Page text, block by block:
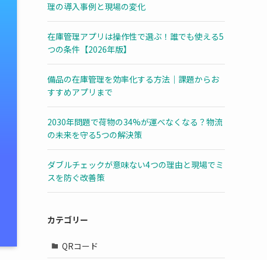
理の導入事例と現場の変化
在庫管理アプリは操作性で選ぶ！誰でも使える5
つの条件【2026年版】
備品の在庫管理を効率化する方法｜課題からお
すすめアプリまで
2030年問題で荷物の34%が運べなくなる？物流
の未来を守る5つの解決策
ダブルチェックが意味ない4つの理由と現場でミ
スを防ぐ改善策
カテゴリー
QRコード